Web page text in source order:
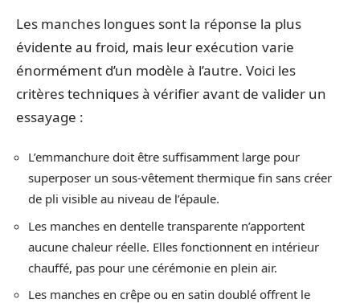
Les manches longues sont la réponse la plus
évidente au froid, mais leur exécution varie
énormément d’un modèle à l’autre. Voici les
critères techniques à vérifier avant de valider un
essayage :
L’emmanchure doit être suffisamment large pour
superposer un sous-vêtement thermique fin sans créer
de pli visible au niveau de l’épaule.
Les manches en dentelle transparente n’apportent
aucune chaleur réelle. Elles fonctionnent en intérieur
chauffé, pas pour une cérémonie en plein air.
Les manches en crêpe ou en satin doublé offrent le